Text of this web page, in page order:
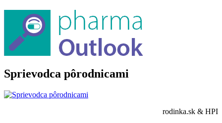
Sprievodca pôrodnicami
rodinka.sk & HPI